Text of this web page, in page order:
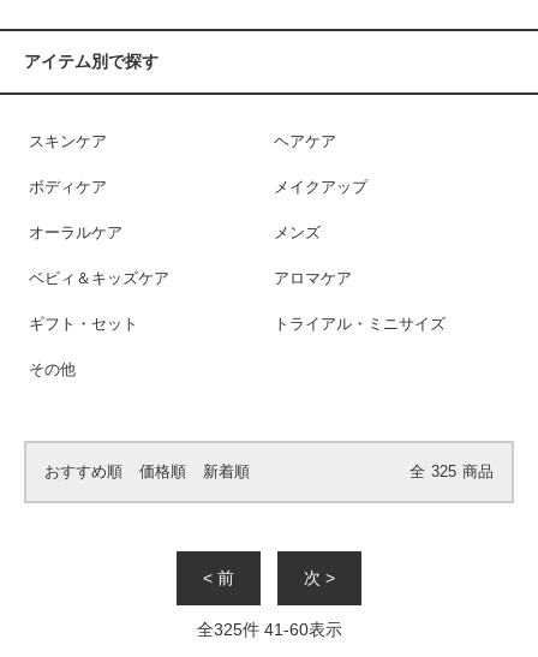
アイテム別で探す
スキンケア ヘアケア
ボディケア メイクアップ
オーラルケア メンズ
ベビィ＆キッズケア アロマケア
ギフト・セット トライアル・ミニサイズ
その他
おすすめ順 価格順 新着順 全 325 商品
< 前 次 >
全325件 41-60表示